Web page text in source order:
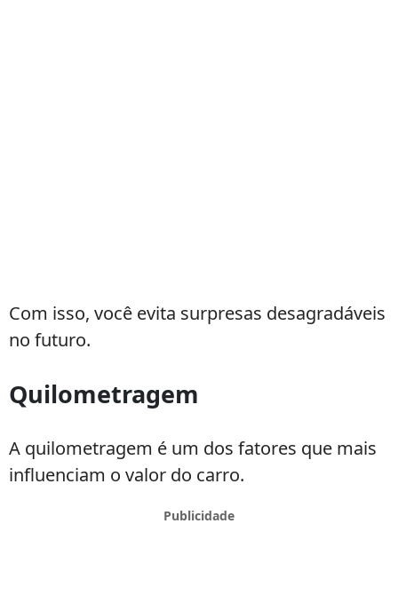
Com isso, você evita surpresas desagradáveis
no futuro.
Quilometragem
A quilometragem é um dos fatores que mais
influenciam o valor do carro.